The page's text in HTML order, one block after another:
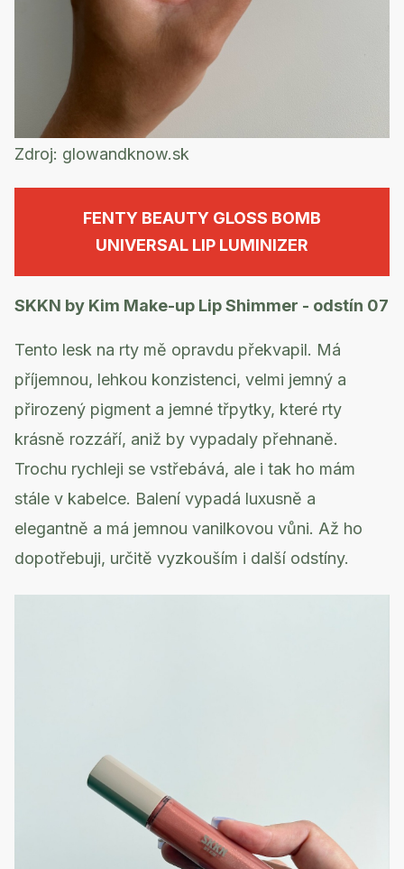
Zdroj: glowandknow.sk
FENTY BEAUTY GLOSS BOMB
UNIVERSAL LIP LUMINIZER
SKKN by Kim Make-up Lip Shimmer - odstín 07
Tento lesk na rty mě opravdu překvapil. Má
příjemnou, lehkou konzistenci, velmi jemný a
přirozený pigment a jemné třpytky, které rty
krásně rozzáří, aniž by vypadaly přehnaně.
Trochu rychleji se vstřebává, ale i tak ho mám
stále v kabelce. Balení vypadá luxusně a
elegantně a má jemnou vanilkovou vůni. Až ho
dopotřebuji, určitě vyzkouším i další odstíny.